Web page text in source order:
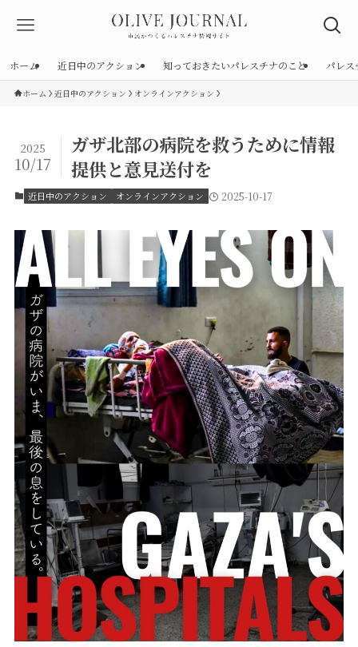
ホーム 近日中のアクション 知っておきたいパレスチナのこと パレス
ホーム 近日中のアクション オンラインアクション
ガザ北部の病院を救うために情報
提供と意見送付を
2025
10/17
近日中のアクション オンラインアクション 2025-10-17